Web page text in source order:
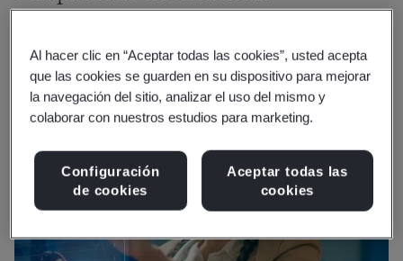
Recursos multimedia
Al hacer clic en “Aceptar todas las cookies”, usted acepta
que las cookies se guarden en su dispositivo para mejorar
la navegación del sitio, analizar el uso del mismo y
colaborar con nuestros estudios para marketing.
Configuración
de cookies
Aceptar todas las
cookies